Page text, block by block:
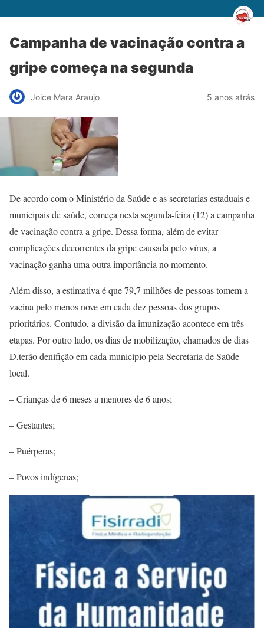
Campanha de vacinação contra a
gripe começa na segunda
Joice Mara Araujo 5 anos atrás
De acordo com o Ministério da Saúde e as secretarias estaduais e
municipais de saúde, começa nesta segunda-feira (12) a campanha
de vacinação contra a gripe. Dessa forma, além de evitar
complicações decorrentes da gripe causada pelo vírus, a
vacinação ganha uma outra importância no momento.
Além disso, a estimativa é que 79,7 milhões de pessoas tomem a
vacina pelo menos nove em cada dez pessoas dos grupos
prioritários. Contudo, a divisão da imunização acontece em três
etapas. Por outro lado, os dias de mobilização, chamados de dias
D,terão denifição em cada município pela Secretaria de Saúde
local.
– Crianças de 6 meses a menores de 6 anos;
– Gestantes;
– Puérperas;
– Povos indígenas;